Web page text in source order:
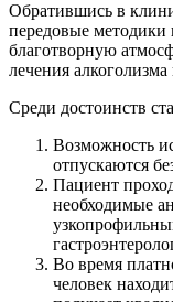
Обратившись в
передовые методики
благотворную
лечения
Среди достоинств
Возможность
отпускаются
Пациент
необходимые
Во время
человек